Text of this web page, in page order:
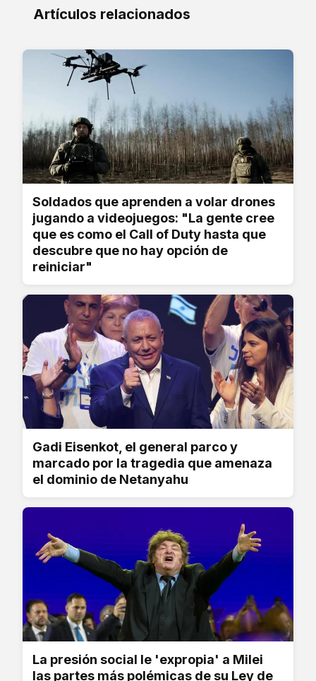
Artículos relacionados
Soldados que aprenden a volar drones
jugando a videojuegos: "La gente cree
que es como el Call of Duty hasta que
descubre que no hay opción de
reiniciar"
Gadi Eisenkot, el general parco y
marcado por la tragedia que amenaza
el dominio de Netanyahu
La presión social le 'expropia' a Milei
las partes más polémicas de su Ley de